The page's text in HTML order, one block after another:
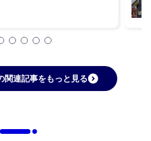
関連記事をもっと見る